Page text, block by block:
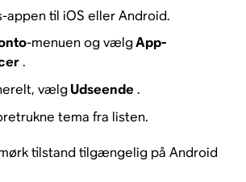
appen til iOS eller Android.
-menuen og vælgApp-
.
vælgUdseende .
tema fra listen.
tilstand tilgængelig på Android